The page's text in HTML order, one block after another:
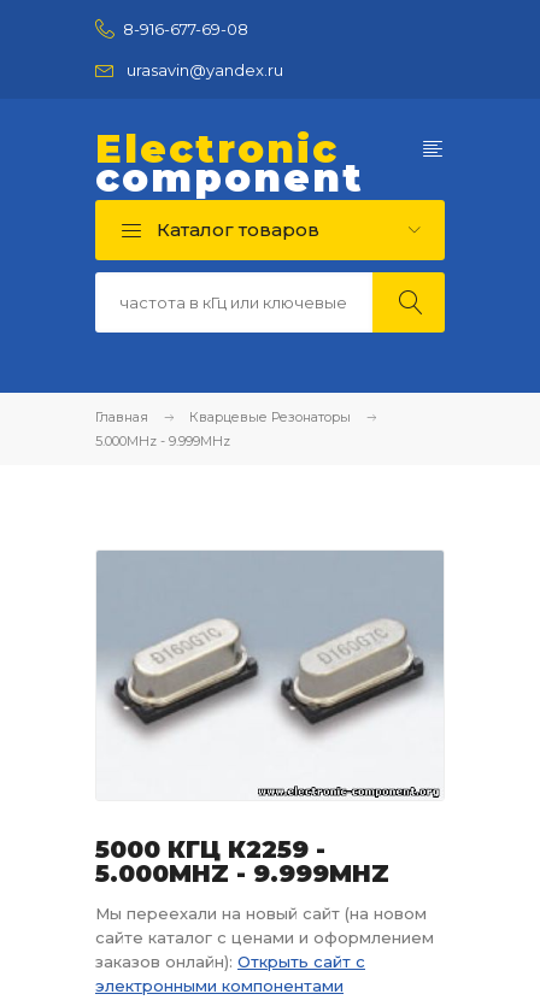
8-916-677-69-08
urasavin@yandex.ru
Electronic
component
Каталог товаров
Главная
Кварцевые Резонаторы
5.000MHz - 9.999MHz
5000 КГЦ К2259 -
5.000MHZ - 9.999MHZ
Мы переехали на новый сайт (на новом
сайте каталог с ценами и оформлением
заказов онлайн): Открыть сайт с
электронными компонентами